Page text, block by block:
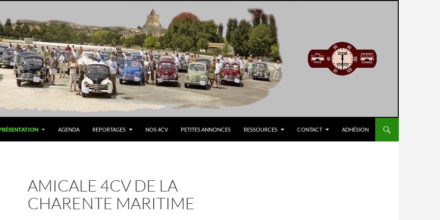
AGENDA REPORTAGES NOS 4CV PETITES ANNONCES RESSOURCES CONTACT ADHÉSION
AMICALE 4CV DE LA
CHARENTE MARITIME